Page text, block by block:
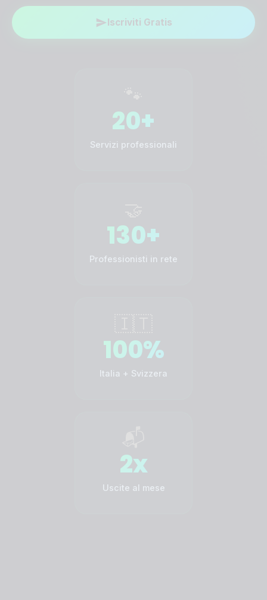
Iscriviti Gratis
20+
Servizi professionali
130+
Professionisti in rete
100%
Italia + Svizzera
2x
Uscite al mese